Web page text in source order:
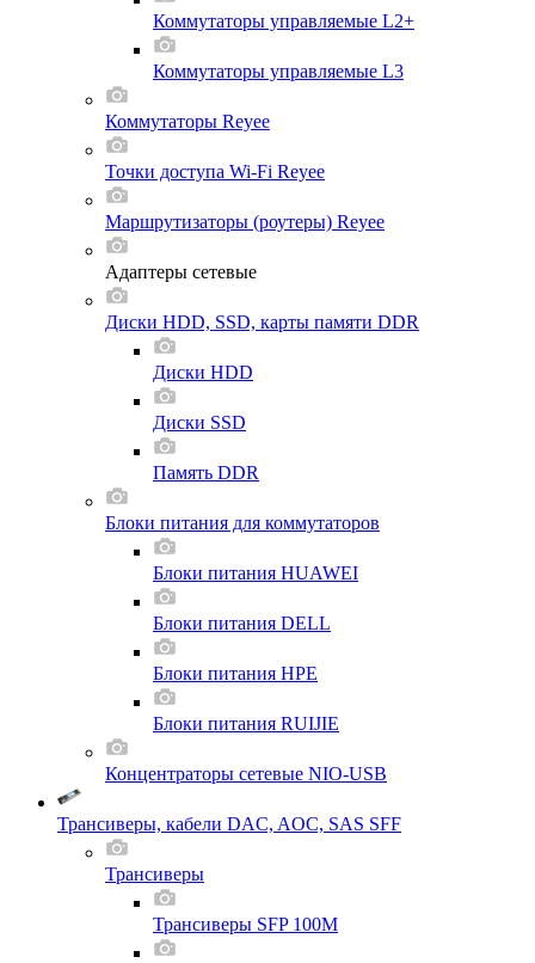
Коммутаторы управляемые L2+
Коммутаторы управляемые L3
Коммутаторы Reyee
Точки доступа Wi-Fi Reyee
Маршрутизаторы (роутеры) Reyee
Адаптеры сетевые
Диски HDD, SSD, карты памяти DDR
Диски HDD
Диски SSD
Память DDR
Блоки питания для коммутаторов
Блоки питания HUAWEI
Блоки питания DELL
Блоки питания HPE
Блоки питания RUIJIE
Концентраторы сетевые NIO-USB
Трансиверы, кабели DAC, AOC, SAS SFF
Трансиверы
Трансиверы SFP 100M